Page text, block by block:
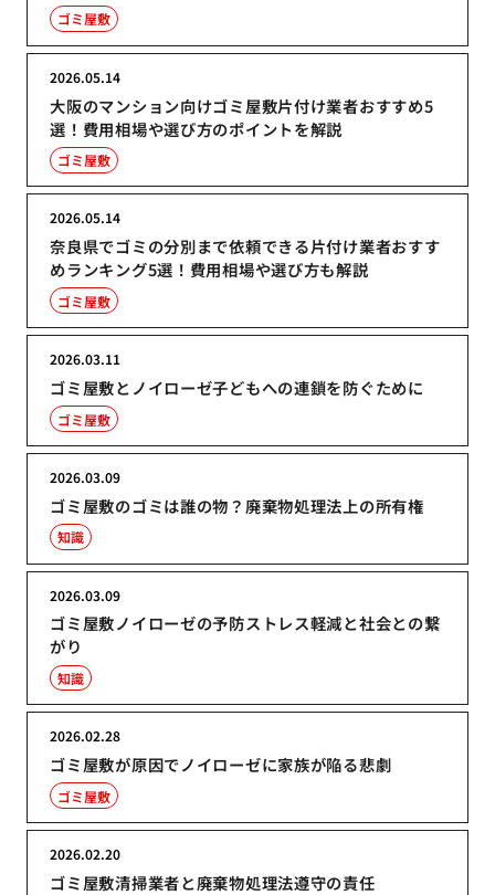
ゴミ屋敷
大阪のマンション向けゴミ屋敷片付け業者おすすめ5
選！費用相場や選び方のポイントを解説
2026.05.14
ゴミ屋敷
奈良県でゴミの分別まで依頼できる片付け業者おすす
めランキング5選！費用相場や選び方も解説
2026.05.14
ゴミ屋敷
ゴミ屋敷とノイローゼ子どもへの連鎖を防ぐために
2026.03.11
ゴミ屋敷
ゴミ屋敷のゴミは誰の物？廃棄物処理法上の所有権
2026.03.09
知識
ゴミ屋敷ノイローゼの予防ストレス軽減と社会との繋
がり
2026.03.09
知識
ゴミ屋敷が原因でノイローゼに家族が陥る悲劇
2026.02.28
ゴミ屋敷
ゴミ屋敷清掃業者と廃棄物処理法遵守の責任
2026.02.20